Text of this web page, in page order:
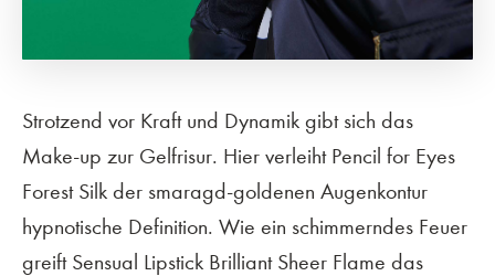
Strotzend vor Kraft und Dynamik gibt sich das
Make-up zur Gelfrisur. Hier verleiht Pencil for Eyes
Forest Silk der smaragd-goldenen Augenkontur
hypnotische Definition. Wie ein schimmerndes Feuer
greift Sensual Lipstick Brilliant Sheer Flame das